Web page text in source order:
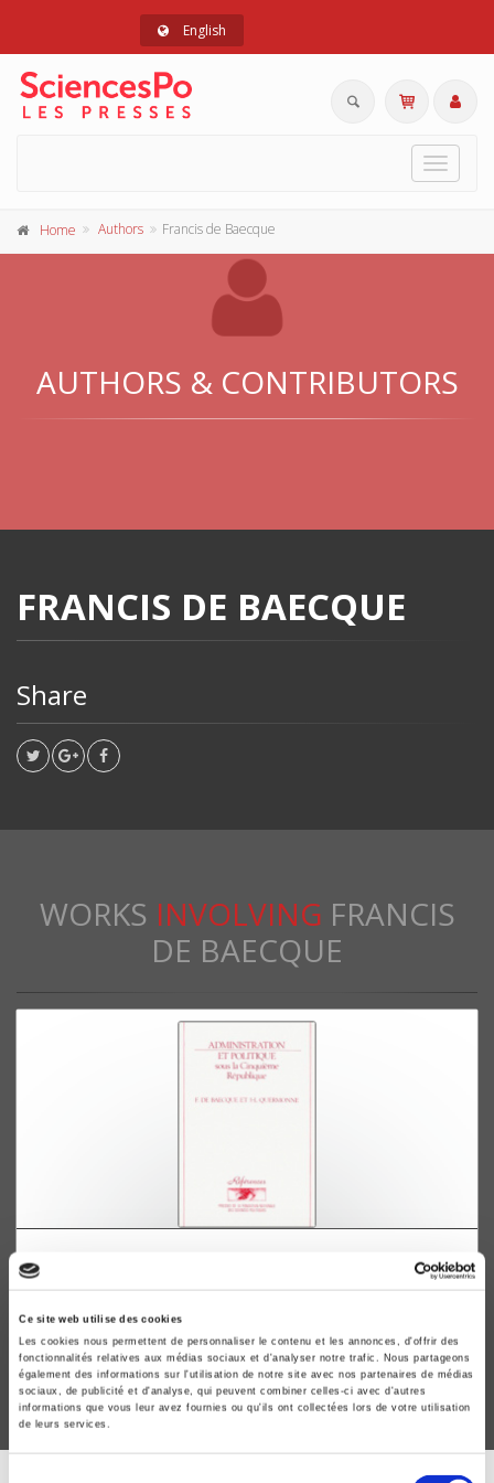
Ce site web utilise des cookies
Les cookies nous permettent de personnaliser le contenu et les annonces, d'offrir des
fonctionnalités relatives aux médias sociaux et d'analyser notre trafic. Nous partageons
également des informations sur l'utilisation de notre site avec nos partenaires de médias
sociaux, de publicité et d'analyse, qui peuvent combiner celles-ci avec d'autres
informations que vous leur avez fournies ou qu'ils ont collectées lors de votre utilisation
de leurs services.
English
Toggle
Home Authors Francis de Baecque
AUTHORS & CONTRIBUTORS
FRANCIS DE BAECQUE
Share
WORKS INVOLVING FRANCIS
DE BAECQUE
Administration et politique sous la Cinquième
République
Francis de Baecque, Jean-Louis Quermonne